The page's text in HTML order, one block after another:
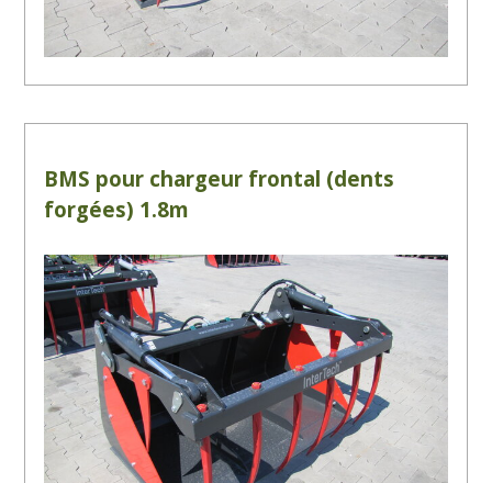
BMS pour chargeur frontal (dents
forgées) 1.8m